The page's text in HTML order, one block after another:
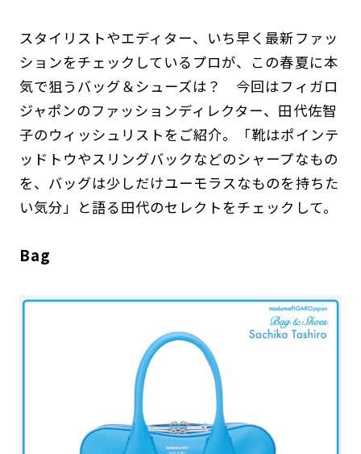
スタイリストやエディター、いち早く最新ファッ
ションをチェックしているプロが、この春夏に本
気で狙うバッグ＆シューズは？ 今回はフィガロ
ジャポンのファッションディレクター、田代佐智
子のウィッシュリストをご紹介。「靴はポインテ
ッドトウやスリングバックなどのシャープなもの
を、バッグは少しだけユーモラスなものを持ちた
い気分」と語る田代のセレクトをチェックして。
Bag